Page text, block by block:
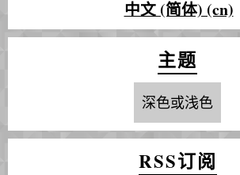
中文 (简体) (cn)
主题
深色或浅色
RSS订阅